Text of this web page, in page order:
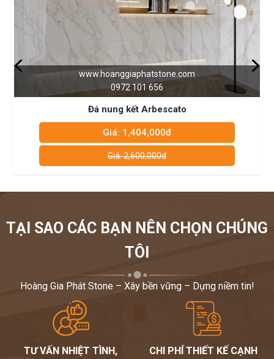
www.hoanggiaphatstone.com
0972 101 656
Đá Nung Kết Patagonia
Giá: 1,404,000đ
TẠI SAO CÁC BẠN NÊN CHỌN CHÚNG
TÔI
Hoàng Gia Phát Stone – Xây bền vững – Dựng niềm tin!
TƯ VẤN NHIỆT TÌNH,
CHI PHÍ THIẾT KẾ CẠNH